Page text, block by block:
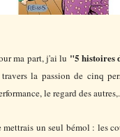
ma part, j'ai lu "5 histoires
la passion de cinq
le regard des
mettrais un seul bémol : les